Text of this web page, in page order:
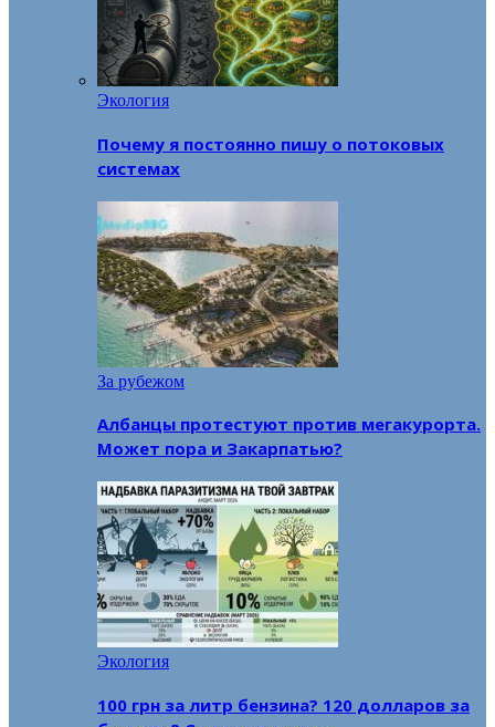
Экология
Почему я постоянно пишу о потоковых
системах
За рубежом
Албанцы протестуют против мегакурорта.
Может пора и Закарпатью?
Экология
100 грн за литр бензина? 120 долларов за